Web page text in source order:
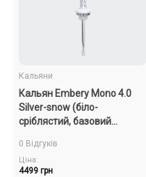
Кальяни
Кальян Embery Mono 4.0
Silver-snow (біло-
сріблястий, базовий
0 Відгуків
Ціна:
4499 грн